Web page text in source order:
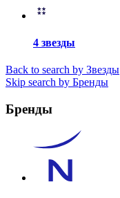
4 звезды
Back to search by Звезды
Skip search by Бренды
Бренды